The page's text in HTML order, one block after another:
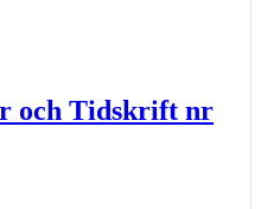
och Tidskrift nr